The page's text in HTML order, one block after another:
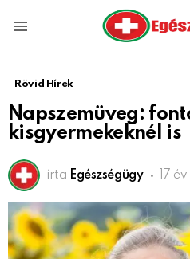
Rövid Hírek
Napszemüveg:
kisgyermekeknél is
írta Egészségügy 17